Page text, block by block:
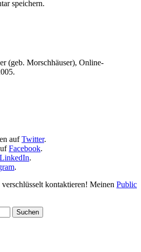
speichern.
(geb. Morschhäuser), Online-
aufTwitter.
Facebook.
LinkedIn.
.
kontaktieren! Meinen Public